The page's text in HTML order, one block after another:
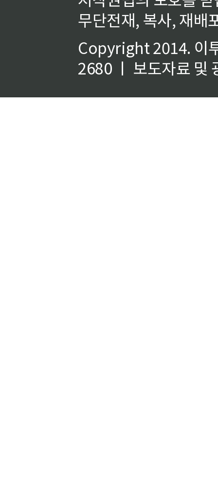
무단전재, 복사, 재배
Copyright 2014. 이
2680 ㅣ 보도자료